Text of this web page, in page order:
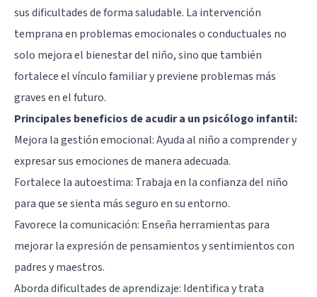
sus dificultades de forma saludable. La intervención
temprana en problemas emocionales o conductuales no
solo mejora el bienestar del niño, sino que también
fortalece el vínculo familiar y previene problemas más
graves en el futuro.
Principales beneficios de acudir a un psicólogo infantil:
Mejora la gestión emocional: Ayuda al niño a comprender y
expresar sus emociones de manera adecuada.
Fortalece la autoestima: Trabaja en la confianza del niño
para que se sienta más seguro en su entorno.
Favorece la comunicación: Enseña herramientas para
mejorar la expresión de pensamientos y sentimientos con
padres y maestros.
Aborda dificultades de aprendizaje: Identifica y trata